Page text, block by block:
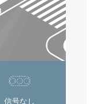
信号なし